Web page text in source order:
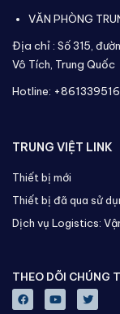
VĂN PHÒNG
Địa chỉ : Số 315,
Vô Tích, Trung Quốc
Hotline:
TRUNG VIỆT LINK
Thiết bị mới
Thiết bị đã qua sử
Dịch vụ Logistics:
THEO DÕI CHÚNG